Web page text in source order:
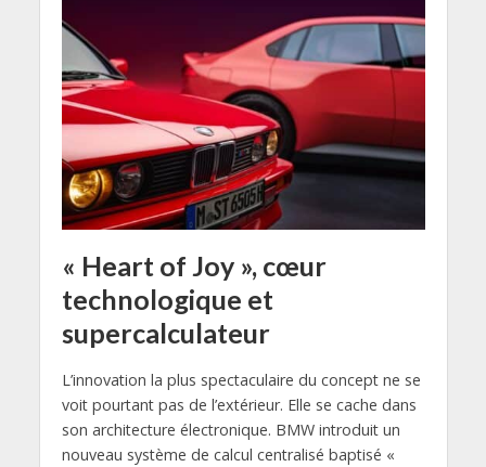
« Heart of Joy », cœur
technologique et
supercalculateur
L’innovation la plus spectaculaire du concept ne se
voit pourtant pas de l’extérieur. Elle se cache dans
son architecture électronique. BMW introduit un
nouveau système de calcul centralisé baptisé «